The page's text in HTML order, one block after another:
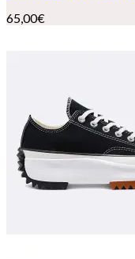
65,00€